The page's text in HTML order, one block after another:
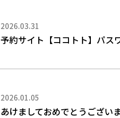
2026.03.31
予約サイト【ココトト】パス
2026.01.05
あけましておめでとうござい